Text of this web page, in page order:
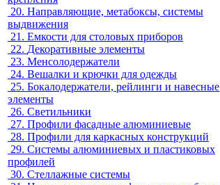
20. Направляющие, метабоксы, системы
выдвижения
21. Емкости для столовых приборов
22. Декоративные элементы
23. Менсолодержатели
24. Вешалки и крючки для одежды
25. Бокалодержатели, рейлинги и навесные
элементы
26. Светильники
27. Профили фасадные алюминиевые
28. Профили для каркасных конструкций
29. Системы алюминиевых и пластиковых
профилей
30. Стеллажные системы